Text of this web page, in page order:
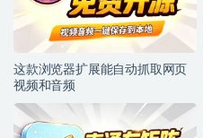
这款浏览器扩展能自动抓取网页
视频和音频